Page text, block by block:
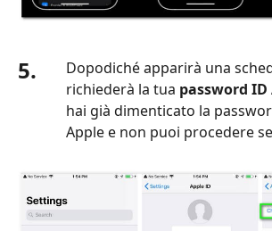
5.
Dopodiché apparirà una
richiederà la tua password ID
hai già dimenticato la
Apple e non puoi procedere